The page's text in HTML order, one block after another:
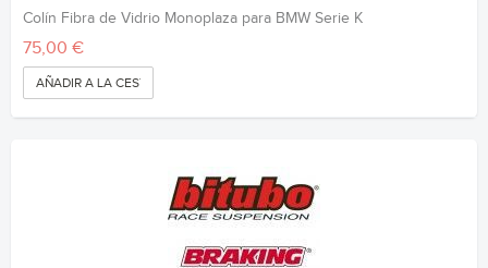
Colín Fibra de Vidrio Monoplaza para BMW Serie K
75,00 €
AÑADIR A LA CESTA